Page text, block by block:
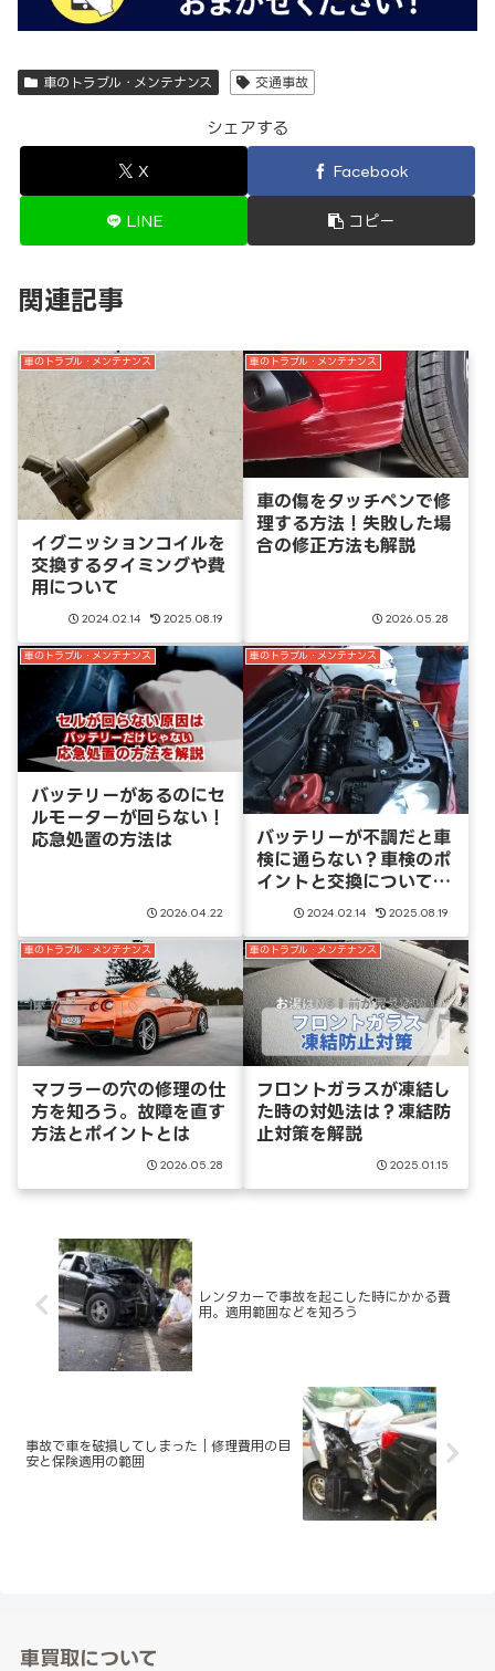
車のトラブル・メンテナンス 交通事故
シェアする
X Facebook
LINE コピー
関連記事
車のトラブル・メンテナンス
イグニッションコイルを
交換するタイミングや費
用について
2024.02.14 2025.08.19
車のトラブル・メンテナンス
車の傷をタッチペンで修
理する方法！失敗した場
合の修正方法も解説
2026.05.28
車のトラブル・メンテナンス
バッテリーがあるのにセ
ルモーターが回らない！
応急処置の方法は
2026.04.22
車のトラブル・メンテナンス
バッテリーが不調だと車
検に通らない？車検のポ
イントと交換について解
2024.02.14 2025.08.19
車のトラブル・メンテナンス
マフラーの穴の修理の仕
方を知ろう。故障を直す
方法とポイントとは
2026.05.28
車のトラブル・メンテナンス
フロントガラスが凍結し
た時の対処法は？凍結防
止対策を解説
2025.01.15
レンタカーで事故を起こした時にかかる費
用。適用範囲などを知ろう
事故で車を破損してしまった｜修理費用の目
安と保険適用の範囲
車買取について